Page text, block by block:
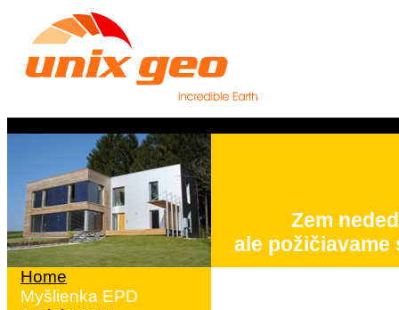
Zem
ale požičiavame
Home
Myšlienka EPD